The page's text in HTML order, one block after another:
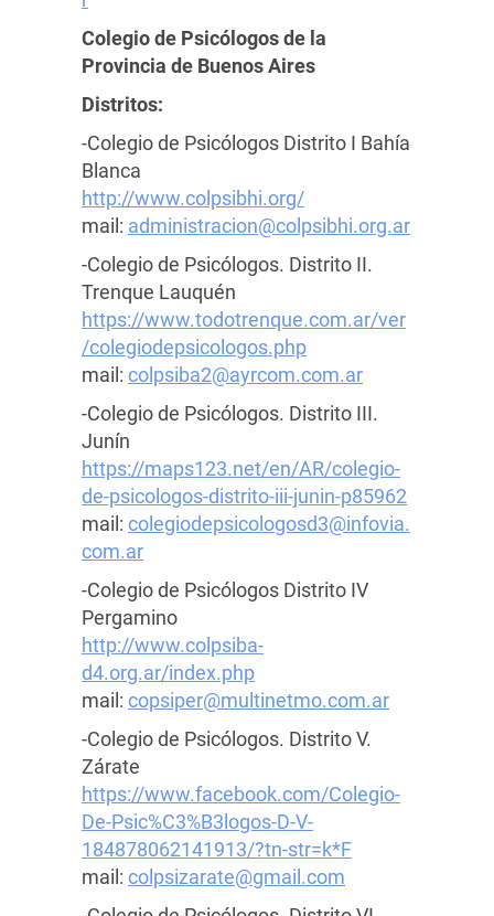
Colegio de Psicólogos de la
Provincia de Buenos Aires
Distritos:
-Colegio de Psicólogos Distrito I Bahía
Blanca
http://www.colpsibhi.org/
mail: administracion@colpsibhi.org.ar
-Colegio de Psicólogos. Distrito II.
Trenque Lauquén
https://www.todotrenque.com.ar/ver
/colegiodepsicologos.php
mail: colpsiba2@ayrcom.com.ar
-Colegio de Psicólogos. Distrito III.
Junín
https://maps123.net/en/AR/colegio-
de-psicologos-distrito-iii-junin-p85962
mail: colegiodepsicologosd3@infovia.
com.ar
-Colegio de Psicólogos Distrito IV
Pergamino
http://www.colpsiba-
d4.org.ar/index.php
mail: copsiper@multinetmo.com.ar
-Colegio de Psicólogos. Distrito V.
Zárate
https://www.facebook.com/Colegio-
De-Psic%C3%B3logos-D-V-
184878062141913/?tn-str=k*F
mail: colpsizarate@gmail.com